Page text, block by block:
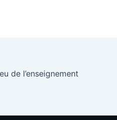
de l’enseignement